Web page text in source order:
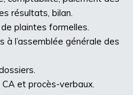
résultats, bilan.
plaintes formelles.
à l’assemblée générale des
et procès-verbaux.